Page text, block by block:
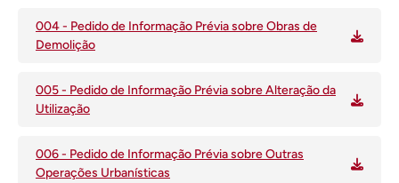
004 - Pedido de Informação Prévia sobre Obras de
Demolição
005 - Pedido de Informação Prévia sobre Alteração da
Utilização
006 - Pedido de Informação Prévia sobre Outras
Operações Urbanísticas